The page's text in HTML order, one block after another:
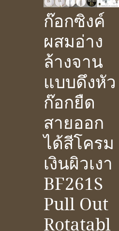
ก๊อกซิงค์
ผสมอ่าง
ล้างจาน
แบบดึงหัว
ก๊อกยืด
สายออก
ได้สีโครม
เงินผิวเงา
BF261S
Pull Out
Rotatabl